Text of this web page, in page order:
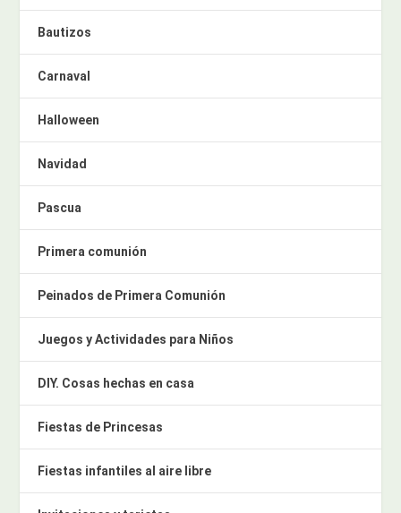
Bautizos
Carnaval
Halloween
Navidad
Pascua
Primera comunión
Peinados de Primera Comunión
Juegos y Actividades para Niños
DIY. Cosas hechas en casa
Fiestas de Princesas
Fiestas infantiles al aire libre